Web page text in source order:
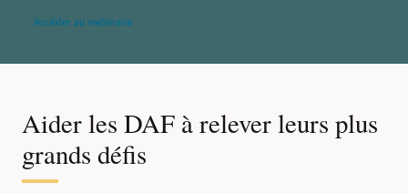
Accéder au webinaire
Aider les DAF à relever leurs plus
grands défis